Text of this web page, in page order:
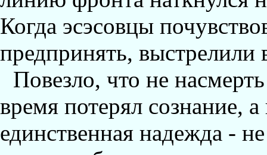
Когда эсэсовцы
предпринять, выстрелили
Повезло, что не
время потерял сознание,
единственная надежда -